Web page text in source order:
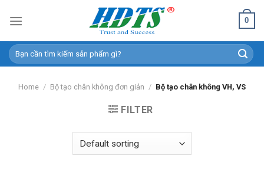
0
Search
for:
Home / Bộ tạo chân không đơn giản / Bộ tạo chân không VH, VS
FILTER